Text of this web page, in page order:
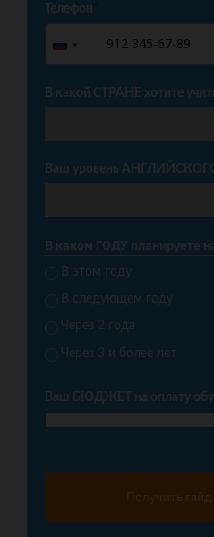
Телефон*
Russia
+7
В какой СТРАНЕ хотите
Ваш уровень
В каком ГОДУ планируете
В этом году
В следующем году
Через 2 года
Через 3 и более лет
Ваш БЮДЖЕТ на оплату
Получить